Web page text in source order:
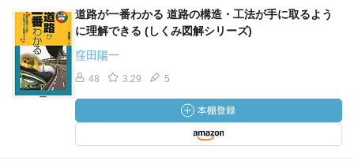
道路が一番わかる 道路の構造・工法が手に取るよう
に理解できる (しくみ図解シリーズ)
窪田陽一
48 3.29 5